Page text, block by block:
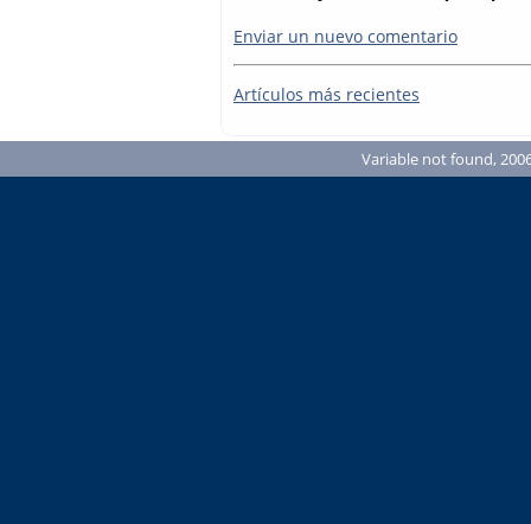
Enviar un nuevo comentario
Artículos más recientes
Variable not found,